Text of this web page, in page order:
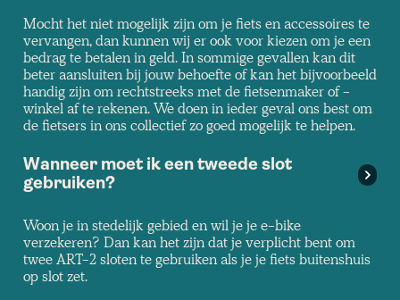
Mocht het niet mogelijk zijn om je fiets en accessoires te
vervangen, dan kunnen wij er ook voor kiezen om je een
bedrag te betalen in geld. In sommige gevallen kan dit
beter aansluiten bij jouw behoefte of kan het bijvoorbeeld
handig zijn om rechtstreeks met de fietsenmaker of -
winkel af te rekenen. We doen in ieder geval ons best om
de fietsers in ons collectief zo goed mogelijk te helpen.
Wanneer moet ik een tweede slot
gebruiken?
Woon je in stedelijk gebied en wil je je e-bike
verzekeren? Dan kan het zijn dat je verplicht bent om
twee ART-2 sloten te gebruiken als je je fiets buitenshuis
op slot zet.